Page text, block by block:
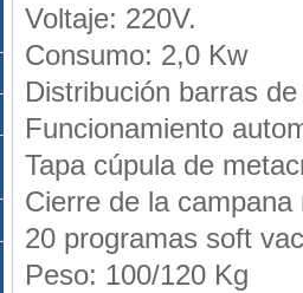
Voltaje: 220V.
Consumo: 2,0 Kw
Distribución barras
Funcionamiento
Tapa cúpula de
Cierre de la campana
20 programas soft
Peso: 100/120 Kg